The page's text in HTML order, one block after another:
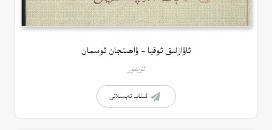
ئاۋازلىق ئوقيا – ۋاھىتجان ئوسمان
ئۇيغۇر
كىتاب تەپسىلاتى